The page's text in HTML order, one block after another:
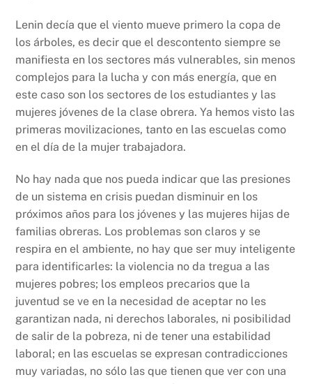
Lenin decía que el viento mueve primero la copa de
los árboles, es decir que el descontento siempre se
manifiesta en los sectores más vulnerables, sin menos
complejos para la lucha y con más energía, que en
este caso son los sectores de los estudiantes y las
mujeres jóvenes de la clase obrera. Ya hemos visto las
primeras movilizaciones, tanto en las escuelas como
en el día de la mujer trabajadora.
No hay nada que nos pueda indicar que las presiones
de un sistema en crisis puedan disminuir en los
próximos años para los jóvenes y las mujeres hijas de
familias obreras. Los problemas son claros y se
respira en el ambiente, no hay que ser muy inteligente
para identificarles: la violencia no da tregua a las
mujeres pobres; los empleos precarios que la
juventud se ve en la necesidad de aceptar no les
garantizan nada, ni derechos laborales, ni posibilidad
de salir de la pobreza, ni de tener una estabilidad
laboral; en las escuelas se expresan contradicciones
muy variadas, no sólo las que tienen que ver con una